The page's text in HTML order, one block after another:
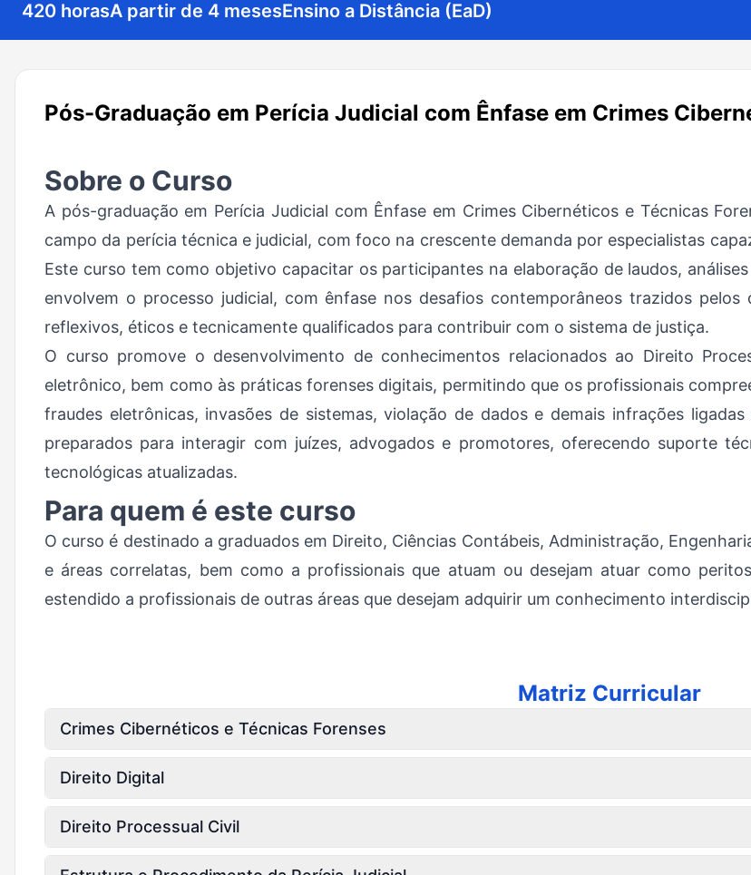
420 horasA partir de 4 mesesEnsino a Distância (EaD)
Pós-Graduação em Perícia Judicial com Ênfase em Crimes
Sobre o Curso
A pós-graduação em Perícia Judicial com Ênfase em Crimes Cibernéticos e Técnicas
campo da perícia técnica e judicial, com foco na crescente demanda por especialistas
Este curso tem como objetivo capacitar os participantes na elaboração de laudos,
envolvem o processo judicial, com ênfase nos desafios contemporâneos trazidos
reflexivos, éticos e tecnicamente qualificados para contribuir com o sistema de justiça.
O curso promove o desenvolvimento de conhecimentos relacionados ao Direito
eletrônico, bem como às práticas forenses digitais, permitindo que os profissionais
fraudes eletrônicas, invasões de sistemas, violação de dados e demais infrações
preparados para interagir com juízes, advogados e promotores, oferecendo suporte
tecnológicas atualizadas.
Para quem é este curso
O curso é destinado a graduados em Direito, Ciências Contábeis, Administração,
e áreas correlatas, bem como a profissionais que atuam ou desejam atuar como
estendido a profissionais de outras áreas que desejam adquirir um conhecimento
Matriz Curricular
Crimes Cibernéticos e Técnicas Forenses
Direito Digital
Direito Processual Civil